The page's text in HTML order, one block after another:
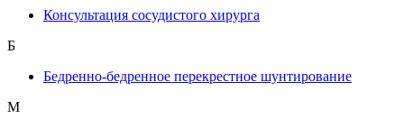
Консультация сосудистого хирурга
Б
Бедренно-бедренное перекрестное шунтирование
М